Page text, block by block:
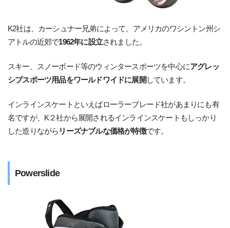
K2社は、カーシュナー兄弟によって、アメリカのワシントン州シ
アトルの近郊で1962年に設立されました。
スキー、スノーボード等のウィンタースポーツを中心にアグレッ
シブスポーツ用品をワールドワイドに展開 しています。
インラインスケートといえばローラーブレード社があまりにも有
名ですが、K２社から展開されるインラインスケートもしっかり
した造りながら リーズナブルな価格が特徴です。
Powerslide